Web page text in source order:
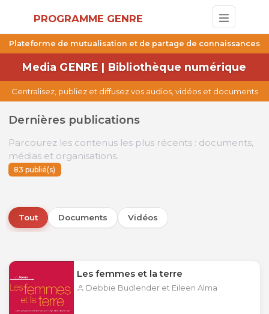
PROGRAMME GENRE
Plateforme de mutualisation et de partage de connaissances
Media GENRE | Bibliothèque numérique
Centralisez, publiez et diffusez vos audios, vidéos et documents
Dernières publications
Parcourez les contenus les plus récents : documents,
médias et organisations.
83 publié(s)
Tout Documents Vidéos
Les femmes et la terre
Debbie Budlender et Eileen Alma